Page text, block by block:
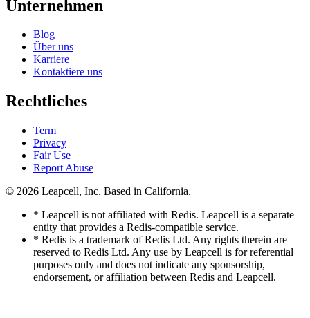
Unternehmen
Blog
Über uns
Karriere
Kontaktiere uns
Rechtliches
Term
Privacy
Fair Use
Report Abuse
© 2026 Leapcell, Inc. Based in California.
* Leapcell is not affiliated with Redis. Leapcell is a separate
entity that provides a Redis-compatible service.
* Redis is a trademark of Redis Ltd. Any rights therein are
reserved to Redis Ltd. Any use by Leapcell is for referential
purposes only and does not indicate any sponsorship,
endorsement, or affiliation between Redis and Leapcell.